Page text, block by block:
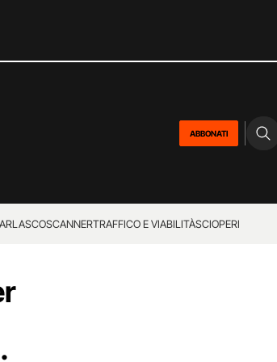
ABBONATI
SCANNERTRAFFICO E VIABILITÀSCIOPERI